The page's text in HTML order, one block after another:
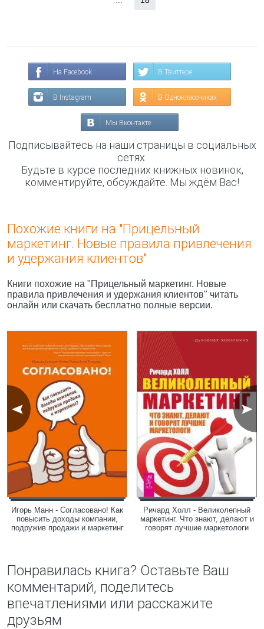
На Facebook В Твиттере
В Instagram В Одноклассниках
Мы Вконтакте
Подписывайтесь на наши страницы в социальных
сетях.
Будьте в курсе последних книжных новинок,
комментируйте, обсуждайте. Мы ждём Вас!
Похожие книги на "Прицельный
маркетинг. Новые правила привлечения
и удержания клиентов"
Книги похожие на "Прицельный маркетинг. Новые
правила привлечения и удержания клиентов" читать
онлайн или скачать бесплатно полные версии.
Игорь Манн - Согласовано! Как
повысить доходы компании,
подружив продажи и маркетинг
Ричард Холл - Великолепный
маркетинг. Что знают, делают и
говорят лучшие маркетологи
Понравилась книга? Оставьте Ваш
комментарий, поделитесь
впечатлениями или расскажите
друзьям